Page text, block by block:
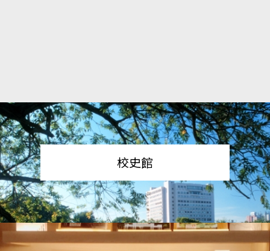
校史館